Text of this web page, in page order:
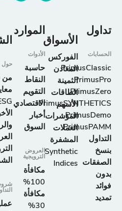
تداول
الحسابات
PrimusClassic
PrimusPro
PrimusZero
PrimusSYNTHETICS
PrimusDemo
PrimusPAMM
التداول
بنسخ
الصفقات
بدون
فوائد
تمديد
الأسواق
الفوركس
المعادن
الثمينة
الطاقات
الأسهم
المؤشرات
العملات
المشفرة
Synthetic
Indices
الموارد
الأدوات
حاسبة
النقاط
التقويم
الاقتصادي
أخبار
السوق
العروض
الترويجية
مكافأة
100%
مكافأة
30%
حول
من
ESG
شروط
التداول